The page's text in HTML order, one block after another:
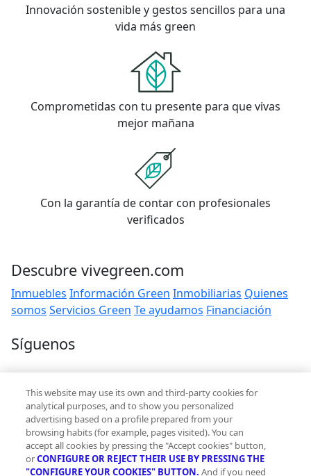
Innovación sostenible y gestos sencillos para una
vida más green
Comprometidas con tu presente para que vivas
mejor mañana
Con la garantía de contar con profesionales
verificados
Descubre vivegreen.com
Inmuebles Información Green Inmobiliarias Quienes
somos Servicios Green Te ayudamos Financiación
Síguenos
Contacto
hola@vivegreen.com
This website may use its own and third-party cookies for
analytical purposes, and to show you personalized
advertising based on a profile prepared from your
browsing habits (for example, pages visited). You can
accept all cookies by pressing the "Accept cookies" button,
orCONFIGURE OR REJECT THEIR USE BY PRESSING THE
"CONFIGURE YOUR COOKIES" BUTTON. And if you need